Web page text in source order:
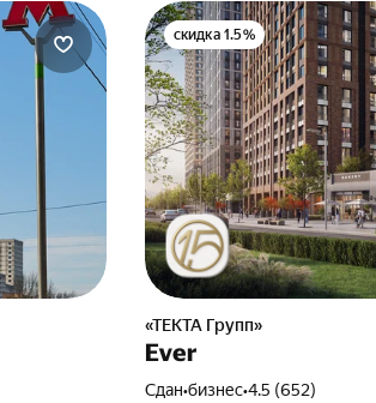
скидка 1.5%
«ТЕКТА Групп»
Ever
Сдан•бизнес•4.5 (652)